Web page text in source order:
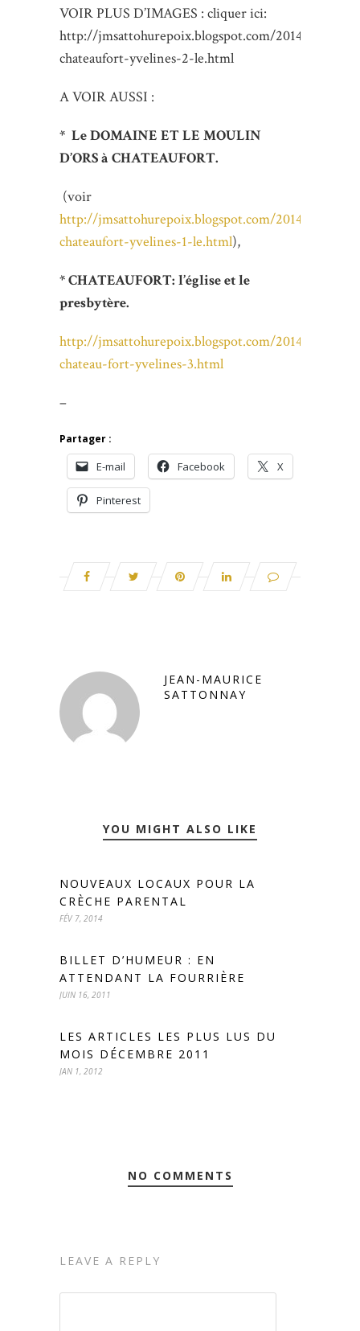
VOIR PLUS D’IMAGES : cliquer ici:
http://jmsattohurepoix.blogspot.com/2014/12/
chateaufort-yvelines-2-le.html
A VOIR AUSSI :
* Le DOMAINE ET LE MOULIN
D’ORS à CHATEAUFORT.
(voir
http://jmsattohurepoix.blogspot.com/2014/12/
chateaufort-yvelines-1-le.html),
* CHATEAUFORT: l’église et le
presbytère.
http://jmsattohurepoix.blogspot.com/2014/12/
chateau-fort-yvelines-3.html
–
Partager :
E-mail Facebook X
Pinterest
JEAN-MAURICE
SATTONNAY
YOU MIGHT ALSO LIKE
NOUVEAUX LOCAUX POUR LA
CRÈCHE PARENTAL
FÉV 7, 2014
BILLET D’HUMEUR : EN
ATTENDANT LA FOURRIÈRE
JUIN 16, 2011
LES ARTICLES LES PLUS LUS DU
MOIS DÉCEMBRE 2011
JAN 1, 2012
NO COMMENTS
LEAVE A REPLY